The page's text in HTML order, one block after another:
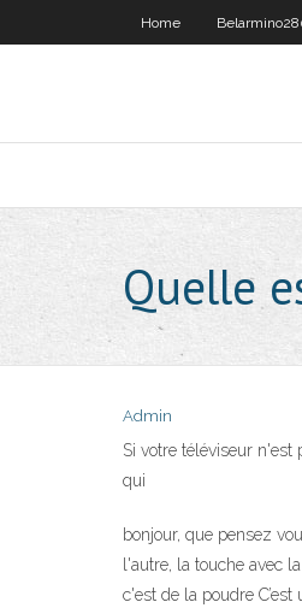
Home
Quelle
Admin
Si votre téléviseur
qui
bonjour, que pensez
l'autre, la touche avec
c'est de la poudre